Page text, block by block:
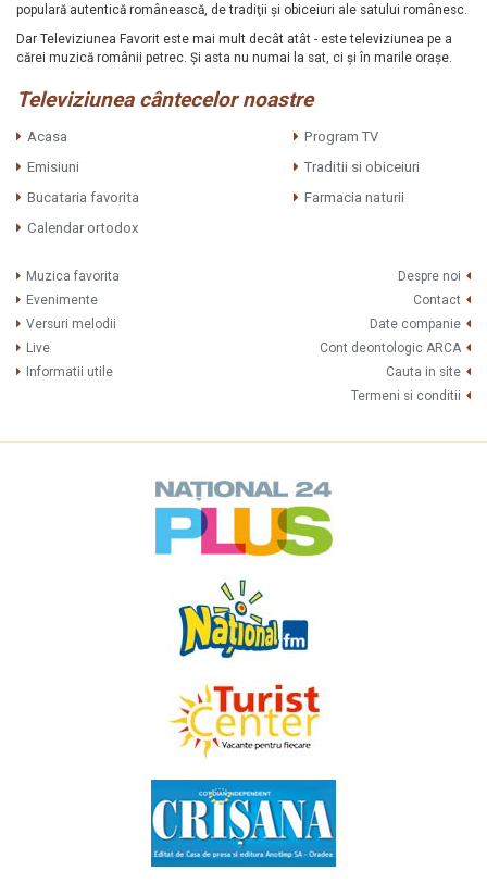
populară autentică românească, de tradiţii şi obiceiuri ale satului românesc.
Dar Televiziunea Favorit este mai mult decât atât - este televiziunea pe a
cărei muzică românii petrec. Şi asta nu numai la sat, ci şi în marile oraşe.
Televiziunea cântecelor noastre
Acasa
Program TV
Emisiuni
Traditii si obiceiuri
Bucataria favorita
Farmacia naturii
Calendar ortodox
Muzica favorita
Evenimente
Versuri melodii
Live
Informatii utile
Despre noi
Contact
Date companie
Cont deontologic ARCA
Cauta in site
Termeni si conditii